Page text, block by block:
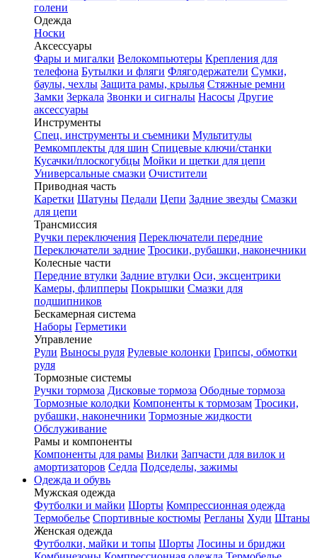
голени
Одежда
Носки
Аксессуары
Фары и мигалки Велокомпьютеры Крепления для
телефона Бутылки и фляги Флягодержатели Сумки,
баулы, чехлы Защита рамы, крылья Стяжные ремни
Замки Зеркала Звонки и сигналы Насосы Другие
аксессуары
Инструменты
Спец. инструменты и съемники Мультитулы
Ремкомплекты для шин Спицевые ключи/станки
Кусачки/плоскогубцы Мойки и щетки для цепи
Универсальные смазки Очистители
Приводная часть
Каретки Шатуны Педали Цепи Задние звезды Смазки
для цепи
Трансмиссия
Ручки переключения Переключатели передние
Переключатели задние Тросики, рубашки, наконечники
Колесные части
Передние втулки Задние втулки Оси, эксцентрики
Камеры, флипперы Покрышки Смазки для
подшипников
Бескамерная система
Наборы Герметики
Управление
Рули Выносы руля Рулевые колонки Грипсы, обмотки
руля
Тормозные системы
Ручки тормоза Дисковые тормоза Ободные тормоза
Тормозные колодки Компоненты к тормозам Тросики,
рубашки, наконечники Тормозные жидкости
Обслуживание
Рамы и компоненты
Компоненты для рамы Вилки Запчасти для вилок и
амортизаторов Седла Подседелы, зажимы
Одежда и обувь
Мужская одежда
Футболки и майки Шорты Компрессионная одежда
Термобелье Спортивные костюмы Регланы Худи Штаны
Женская одежда
Футболки, майки и топы Шорты Лосины и бриджи